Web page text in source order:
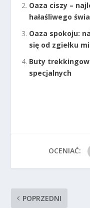
Oaza ciszy –
hałaśliwego
Oaza spokoju:
się od zgiełku
Buty
specjalnych
OCENIAĆ:
POPRZEDNI